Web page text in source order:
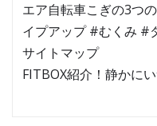
エア自転車こぎの3つ
イプアップ #むくみ #
サイトマップ
FITBOX紹介！静かに